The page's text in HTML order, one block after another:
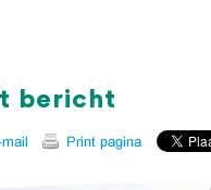
bericht